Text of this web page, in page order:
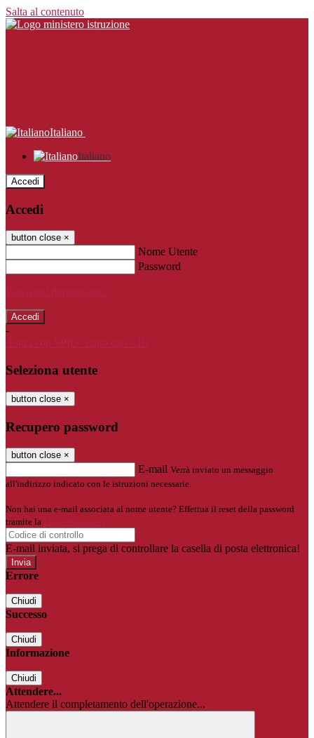
Salta al contenuto
Italiano
Italiano
Accedi
Accedi
button close ×
Nome Utente
Password
Password dimenticata?
-
Entra con SPID
Entra con CIE
Seleziona utente
button close ×
Recupero password
button close ×
E-mail Verrà inviato un messaggio
all'indirizzo indicato con le istruzioni necessarie.
Non hai una e-mail associata al nome utente? Effettua il reset della password
tramite la
Login Spaggiari
E-mail inviata, si prega di controllare la casella di posta elettronica!
Errore
Chiudi
Successo
Chiudi
Informazione
Chiudi
Attendere...
Attendere il completamento dell'operazione...